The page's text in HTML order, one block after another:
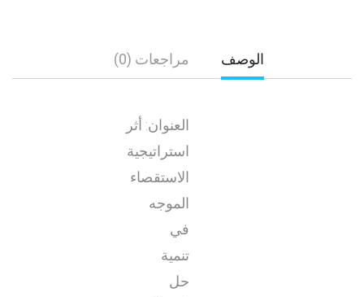
الوصف مراجعات (0)
العنوان: أثر
استراتيجية
الاستقصاء
الموجه
في
تنمية
حل